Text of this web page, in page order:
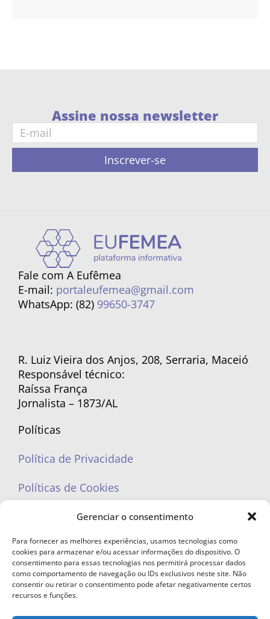
Gerenciar o consentimento
Para fornecer as melhores experiências, usamos tecnologias como
cookies para armazenar e/ou acessar informações do dispositivo. O
consentimento para essas tecnologias nos permitirá processar dados
como comportamento de navegação ou IDs exclusivos neste site. Não
consentir ou retirar o consentimento pode afetar negativamente certos
recursos e funções.
Assine nossa newsletter
Inscrever-se
Fale com A Eufêmea
E-mail: portaleufemea@gmail.com
WhatsApp: (82) 99650-3747
R. Luiz Vieira dos Anjos, 208, Serraria, Maceió
Responsável técnico:
Raíssa França
Jornalista – 1873/AL
Políticas
Política de Privacidade
Políticas de Cookies
portaleufemea@gmail.com